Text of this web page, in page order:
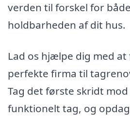
verden til forskel for
holdbarheden af dit hus.
Lad os hjælpe dig med
perfekte firma til
Tag det første skridt
funktionelt tag, og